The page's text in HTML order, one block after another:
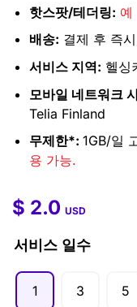
핫스팟/테더링: 예
배송: 결제 후 즉
서비스 지역: 헬싱
모바일 네트워크
Telia Finland
무제한*: 1GB/일
용 가능.
$ 2.0 –$
서비스 일수
1 3 5
$ 2.0 USD